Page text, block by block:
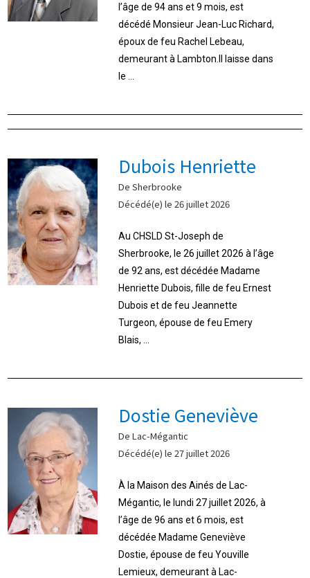
l’âge de 94 ans et 9 mois, est
décédé Monsieur Jean-Luc Richard,
époux de feu Rachel Lebeau,
demeurant à Lambton.Il laisse dans
le ...
Dubois Henriette
De Sherbrooke
Décédé(e) le 26 juillet 2026
Au CHSLD St-Joseph de
Sherbrooke, le 26 juillet 2026 à l’âge
de 92 ans, est décédée Madame
Henriette Dubois, fille de feu Ernest
Dubois et de feu Jeannette
Turgeon, épouse de feu Emery
Blais, ...
Dostie Geneviève
De Lac-Mégantic
Décédé(e) le 27 juillet 2026
À la Maison des Ainés de Lac-
Mégantic, le lundi 27 juillet 2026, à
l’âge de 96 ans et 6 mois, est
décédée Madame Geneviève
Dostie, épouse de feu Youville
Lemieux, demeurant à Lac-